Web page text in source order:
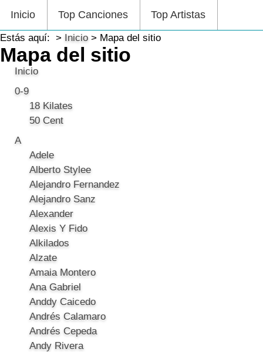
Inicio Top Canciones Top Artistas
Estás aquí: Inicio Mapa del sitio
Mapa del sitio
Inicio
0-9
18 Kilates
50 Cent
A
Adele
Alberto Stylee
Alejandro Fernandez
Alejandro Sanz
Alexander
Alexis Y Fido
Alkilados
Alzate
Amaia Montero
Ana Gabriel
Anddy Caicedo
Andrés Calamaro
Andrés Cepeda
Andy Rivera